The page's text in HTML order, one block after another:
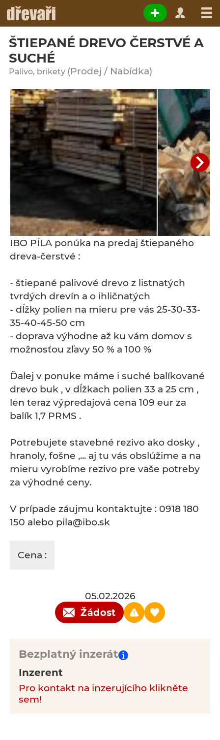
ŠTIEPANÉ DREVO ČERSTVÉ A
SUCHÉ
Palivo, brikety (Prodej / Nabídka)
IBO PÍLA ponúka na predaj štiepaného
dreva-čerstvé :
- štiepané palivové drevo z listnatých
tvrdých drevín a o ihličnatých
- dĺžky polien na mieru pre vás 25-30-33-
35-40-45-50 cm
- doprava výhodne až ku vám domov s
možnosťou zľavy 50 % a 100 %
Ďalej v ponuke máme i suché balíkované
drevo buk , v dĺžkach polien 33 a 25 cm ,
len teraz výpredajová cena 109 eur za
balík 1,7 PRMS .
Potrebujete stavebné rezivo ako dosky ,
hranoly, fošne ,... aj tu vás obslúžime a na
mieru vyrobíme rezivo pre vaše potreby
za výhodné ceny.
V prípade záujmu kontaktujte : 0918 180
150 alebo pila@ibo.sk
Cena :
05.02.2026
Žádost
Bezplatný inzerát
Inzerent
Pro kontakt na inzerujícího klikněte
sem!